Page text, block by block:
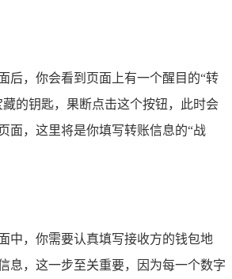
后，你会看到页面上有一个醒目的“转
的钥匙，果断点击这个按钮，此时会
面，这里将是你填写转账信息的“战
中，你需要认真填写接收方的钱包地
息，这一步至关重要，因为每一个数字